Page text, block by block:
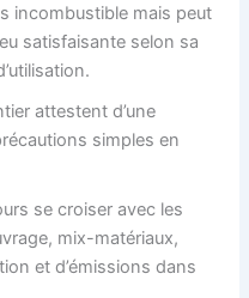
incombustible mais peut
satisfaisante selon sa
attestent d’une
simples en
se croiser avec les
mix-matériaux,
et d’émissions dans